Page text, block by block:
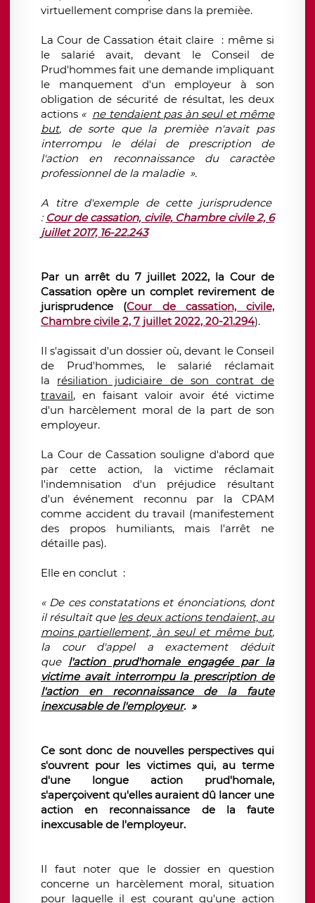
virtuellement comprise dans la premièe.
La Cour de Cassation était claire : même si
le salarié avait, devant le Conseil de
Prud'hommes fait une demande impliquant
le manquement d'un employeur à son
obligation de sécurité de résultat, les deux
actions « ne tendaient pas àn seul et même
but, de sorte que la premièe n'avait pas
interrompu le délai de prescription de
l'action en reconnaissance du caractèe
professionnel de la maladie ».
A titre d'exemple de cette jurisprudence
: Cour de cassation, civile, Chambre civile 2, 6
juillet 2017, 16-22.243
Par un arrêt du 7 juillet 2022, la Cour de
Cassation opère un complet revirement de
jurisprudence (Cour de cassation, civile,
Chambre civile 2, 7 juillet 2022, 20-21.294).
Il s'agissait d'un dossier où, devant le Conseil
de Prud'hommes, le salarié réclamait
la résiliation judiciaire de son contrat de
travail, en faisant valoir avoir été victime
d'un harcèlement moral de la part de son
employeur.
La Cour de Cassation souligne d'abord que
par cette action, la victime réclamait
l'indemnisation d'un préjudice résultant
d'un événement reconnu par la CPAM
comme accident du travail (manifestement
des propos humiliants, mais l'arrêt ne
détaille pas).
Elle en conclut :
« De ces constatations et énonciations, dont
il résultait que les deux actions tendaient, au
moins partiellement, àn seul et même but,
la cour d'appel a exactement déduit
que l'action prud'homale engagée par la
victime avait interrompu la prescription de
l'action en reconnaissance de la faute
inexcusable de l'employeur. »
Ce sont donc de nouvelles perspectives qui
s'ouvrent pour les victimes qui, au terme
d'une longue action prud'homale,
s'aperçoivent qu'elles auraient dû lancer une
action en reconnaissance de la faute
inexcusable de l'employeur.
Il faut noter que le dossier en question
concerne un harcèlement moral, situation
pour laquelle il est courant qu'une action